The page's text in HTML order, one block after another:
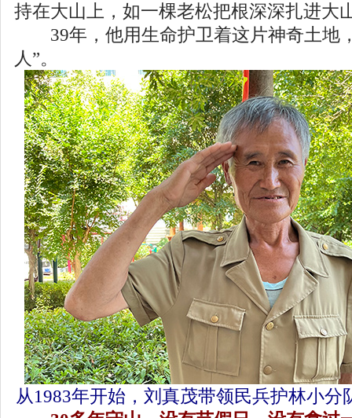
持在大山上，如一棵老松把根深深扎进大
39年，他用生命护卫着这片神奇土地
人”。
从1983年开始，刘真茂带领民兵护林小分